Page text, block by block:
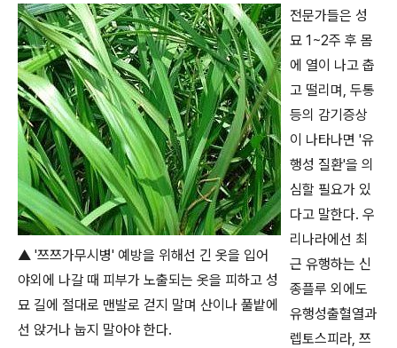
▲ '쯔쯔가무시병' 예방을 위해선 긴 옷을 입어
야외에 나갈 때 피부가 노출되는 옷을 피하고 성
묘 길에 절대로 맨발로 걷지 말며 산이나 풀밭에
선 앉거나 눕지 말아야 한다.
전문가들은 성
묘 1~2주 후 몸
에 열이 나고 춥
고 떨리며, 두통
등의 감기증상
이 나타나면 '유
행성 질환'을 의
심할 필요가 있
다고 말한다. 우
리나라에선 최
근 유행하는 신
종플루 외에도
유행성출혈열과
렙토스피라, 쯔